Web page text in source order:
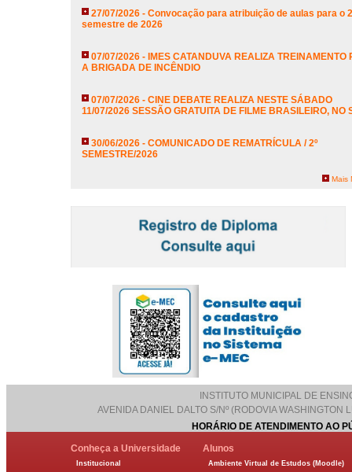
27/07/2026 - Convocação para atribuição de aulas para o
semestre de 2026
07/07/2026 - IMES CATANDUVA REALIZA TREINAMENTO
A BRIGADA DE INCÊNDIO
07/07/2026 - CINE DEBATE REALIZA NESTE SÁBADO
11/07/2026 SESSÃO GRATUITA DE FILME BRASILEIRO, NO
30/06/2026 - COMUNICADO DE REMATRÍCULA / 2º
SEMESTRE/2026
Mais
INSTITUTO MUNICIPAL DE
AVENIDA DANIEL DALTO S/Nº (RODOVIA
HORÁRIO DE ATENDIMENTO AO
Conheça a Universidade
Institucional
Alunos
Ambiente Virtual de Estudos (Moodle)